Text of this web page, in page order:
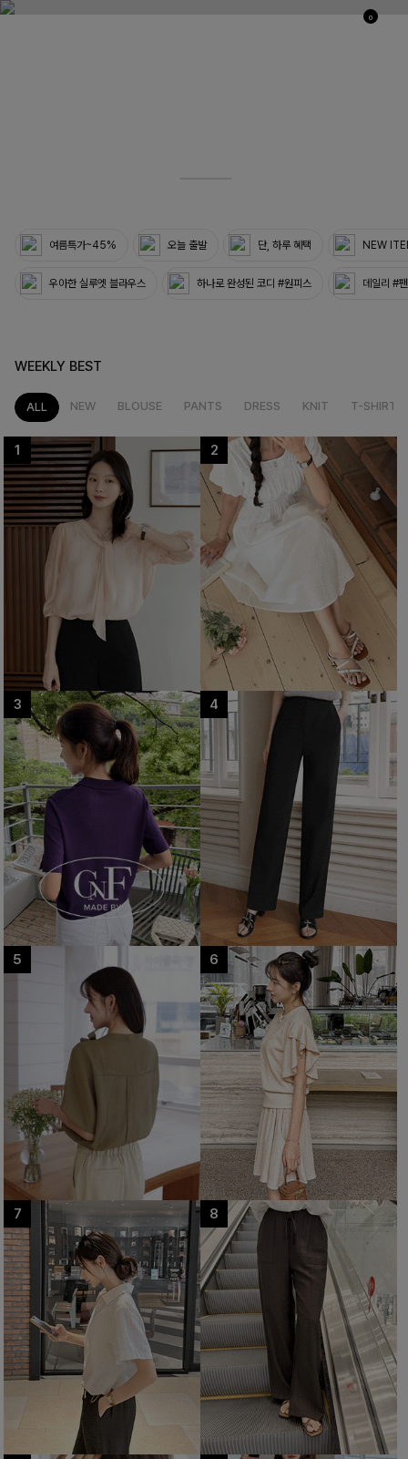
0
여름특가~45% 오늘 출발 단, 하루 혜택 NEW
우아한 실루엣 블라우스 하나로 완성된 코디 #원피스 데일리 #
WEEKLY BEST
ALL NEW BLOUSE PANTS DRESS KNIT T-SHIRT